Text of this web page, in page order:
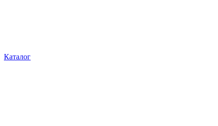
Каталог